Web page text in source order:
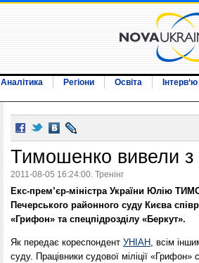
Аналітика Регіони Освіта Інтерв‘ю
Тимошенко вивели з
2011-08-05 16:24:00. Тренінг
Екс-прем’єр-міністра України Юлію
Печерського районного суду Києва
«Грифон» та спецпідрозділу «Беркут».
Як передає кореспондент УНІАН, всім
суду. Працівники судової міліції «Грифон»